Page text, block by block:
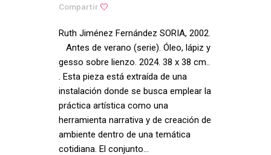
Compartir
Ruth Jiménez Fernández SORIA, 2002.
Antes de verano (serie). Óleo, lápiz y
gesso sobre lienzo. 2024. 38 x 38 cm..
. Esta pieza está extraída de una
instalación donde se busca emplear la
práctica artística como una
herramienta narrativa y de creación de
ambiente dentro de una temática
cotidiana. El conjunto...